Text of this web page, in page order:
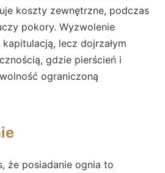
koszty zewnętrzne, podczas
pokory. Wyzwolenie
lecz dojrzałym
gdzie pierścień i
ograniczoną
że posiadanie ognia to